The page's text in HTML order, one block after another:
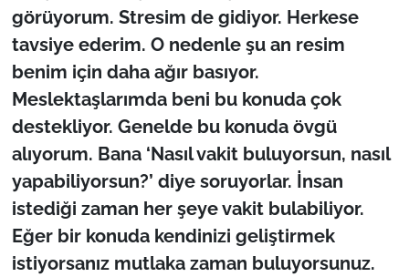
görüyorum. Stresim de gidiyor. Herkese
tavsiye ederim. O nedenle şu an resim
benim için daha ağır basıyor.
Meslektaşlarımda beni bu konuda çok
destekliyor. Genelde bu konuda övgü
alıyorum. Bana ‘Nasıl vakit buluyorsun, nasıl
yapabiliyorsun?’ diye soruyorlar. İnsan
istediği zaman her şeye vakit bulabiliyor.
Eğer bir konuda kendinizi geliştirmek
istiyorsanız mutlaka zaman buluyorsunuz.